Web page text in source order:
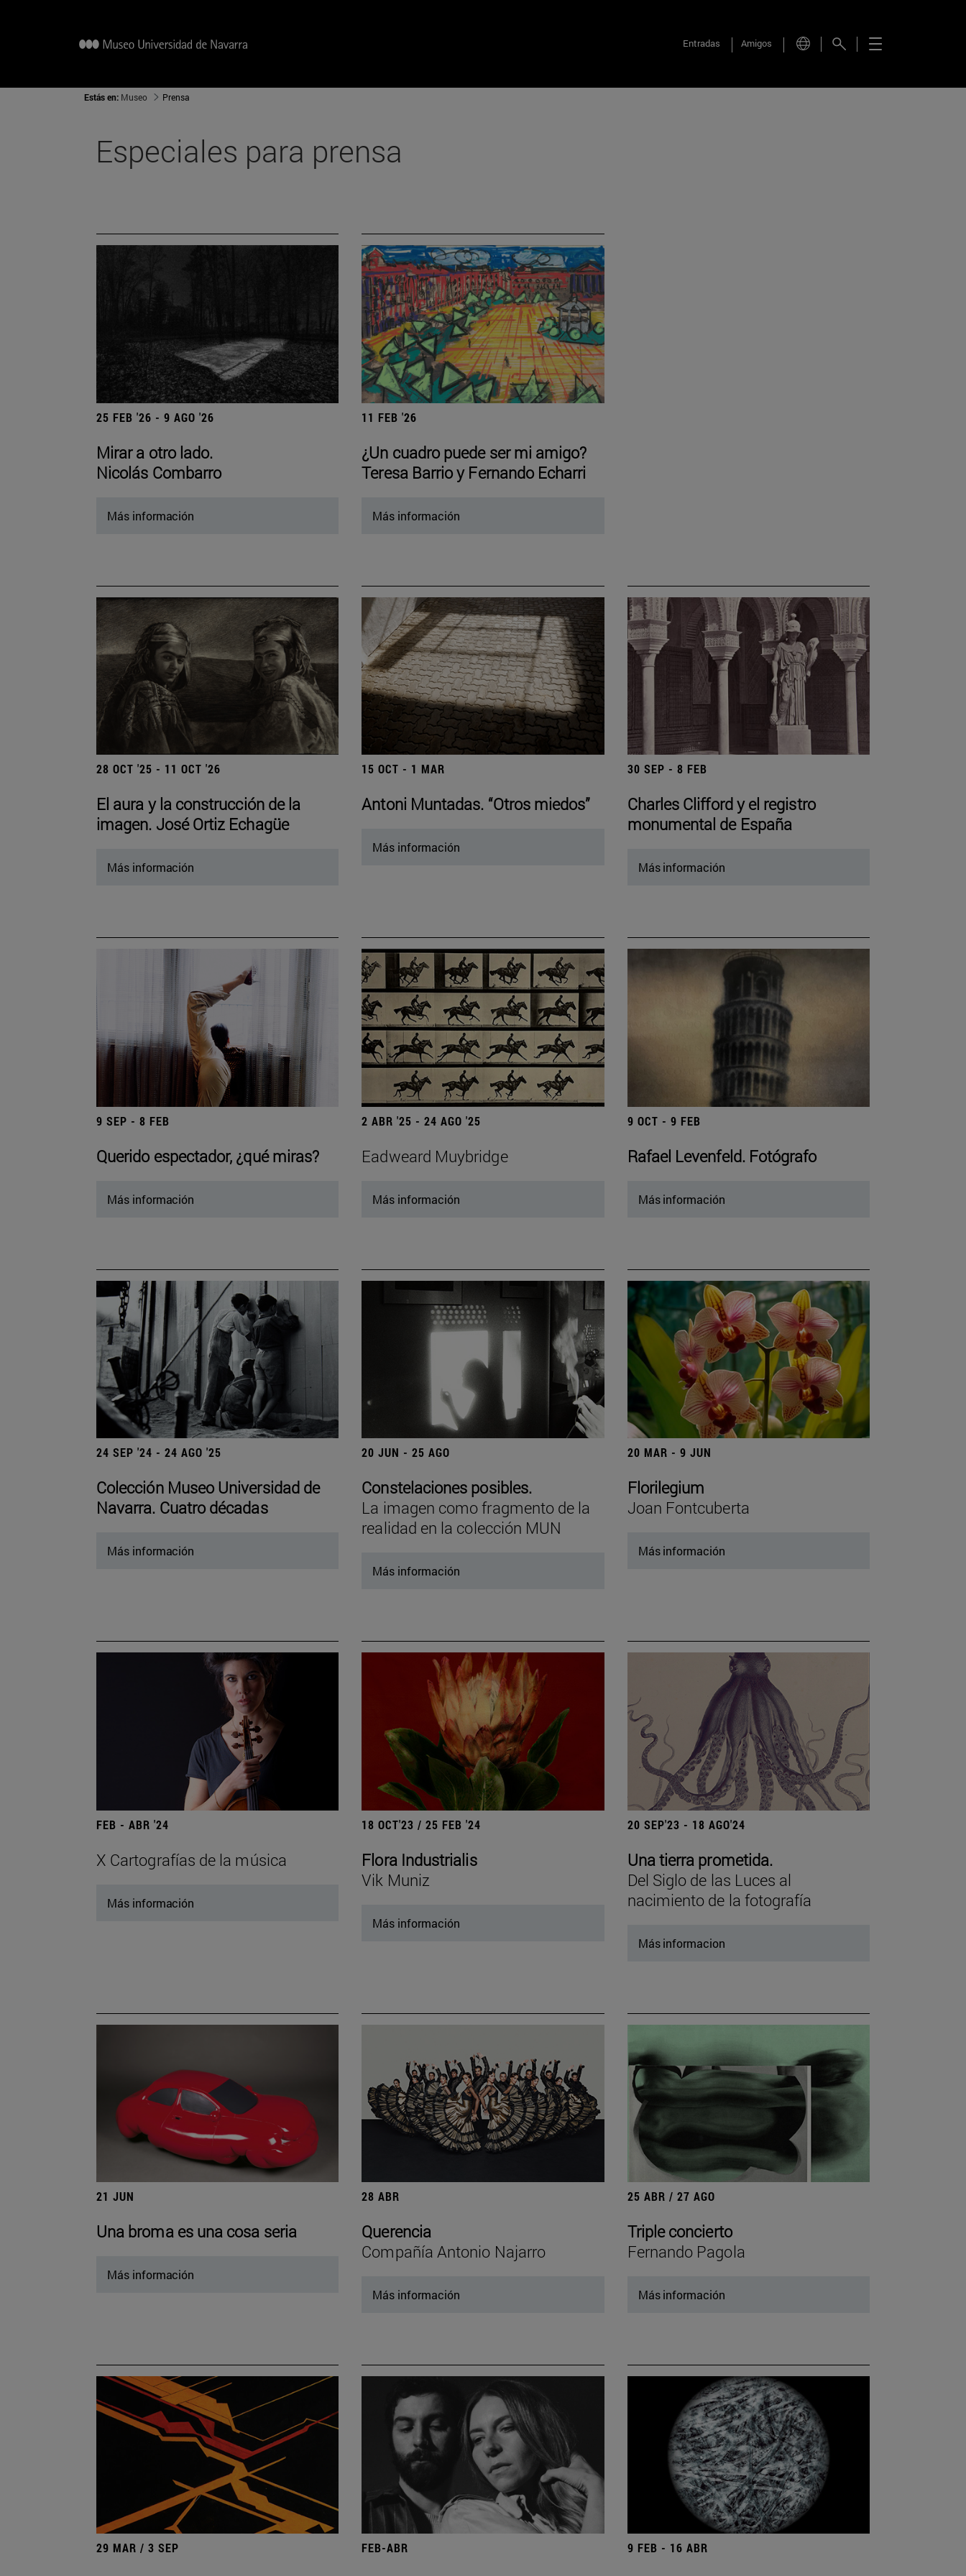
Entradas Amigos
Estás en: Museo Prensa
Especiales para prensa
25 FEB '26 - 9 AGO '26
Mirar a otro lado.
Nicolás Combarro
Más información
11 FEB '26
¿Un cuadro puede ser mi amigo?
Teresa Barrio y Fernando Echarri
Más información
28 OCT '25 - 11 OCT '26
El aura y la construcción de la
imagen. José Ortiz Echagüe
Más información
15 OCT - 1 MAR
Antoni Muntadas. “Otros miedos”
Más información
30 SEP - 8 FEB
Charles Clifford y el registro
monumental de España
Más información
9 SEP - 8 FEB
Querido espectador, ¿qué miras?
Más información
2 ABR '25 - 24 AGO '25
Eadweard Muybridge
Más información
9 OCT - 9 FEB
Rafael Levenfeld. Fotógrafo
Más información
24 SEP '24 - 24 AGO '25
Colección Museo Universidad de
Navarra. Cuatro décadas
Más información
20 JUN - 25 AGO
Constelaciones posibles.
La imagen como fragmento de la
realidad en la colección MUN
Más información
20 MAR - 9 JUN
Florilegium
Joan Fontcuberta
Más información
FEB - ABR '24
X Cartografías de la música
Más información
18 OCT'23 / 25 FEB '24
Flora Industrialis
Vik Muniz
Más información
20 SEP'23 - 18 AGO'24
Una tierra prometida.
Del Siglo de las Luces al
nacimiento de la fotografía
Más informacion
21 JUN
Una broma es una cosa seria
Más información
28 ABR
Querencia
Compañía Antonio Najarro
Más información
25 ABR / 27 AGO
Triple concierto
Fernando Pagola
Más información
29 MAR / 3 SEP FEB-ABR 9 FEB - 16 ABR